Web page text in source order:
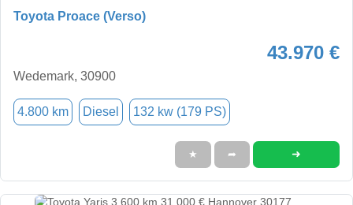
Toyota Proace (Verso)
43.970 €
Wedemark, 30900
4.800 km Diesel 132 kw (179 PS)
★ ➦ ➜